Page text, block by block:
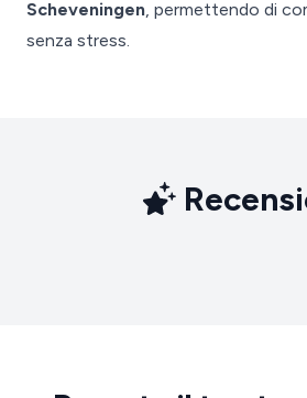
Scheveningen, permettendo di
senza stress.